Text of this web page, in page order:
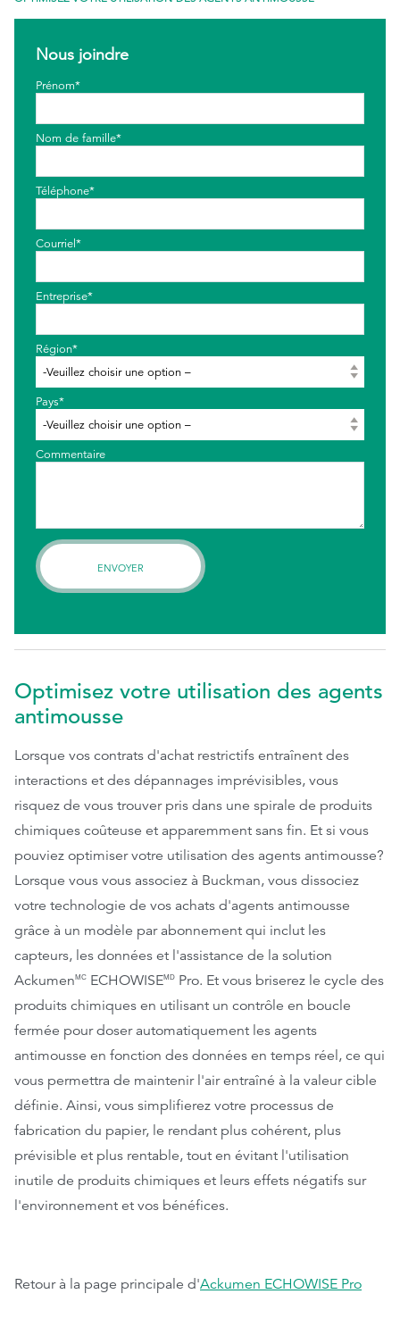
EthicsPoint
Ackumen
English
Rechercher
Nous joindre
Prénom*
Nom de famille*
Téléphone*
Courriel*
Entreprise*
Région*
Pays*
Commentaire
Optimisez votre utilisation des agents
antimousse
Lorsque vos contrats d'achat restrictifs entraînent des
interactions et des dépannages imprévisibles, vous
risquez de vous trouver pris dans une spirale de produits
chimiques coûteuse et apparemment sans fin. Et si vous
pouviez optimiser votre utilisation des agents antimousse?
Lorsque vous vous associez à Buckman, vous dissociez
votre technologie de vos achats d'agents antimousse
grâce à un modèle par abonnement qui inclut les
capteurs, les données et l'assistance de la solution
Ackumen MC ECHOWISEMD Pro. Et vous briserez le cycle des
produits chimiques en utilisant un contrôle en boucle
fermée pour doser automatiquement les agents
antimousse en fonction des données en temps réel, ce qui
vous permettra de maintenir l'air entraîné à la valeur cible
définie. Ainsi, vous simplifierez votre processus de
fabrication du papier, le rendant plus cohérent, plus
prévisible et plus rentable, tout en évitant l'utilisation
inutile de produits chimiques et leurs effets négatifs sur
l'environnement et vos bénéfices.
Retour à la page principale d'Ackumen ECHOWISE Pro